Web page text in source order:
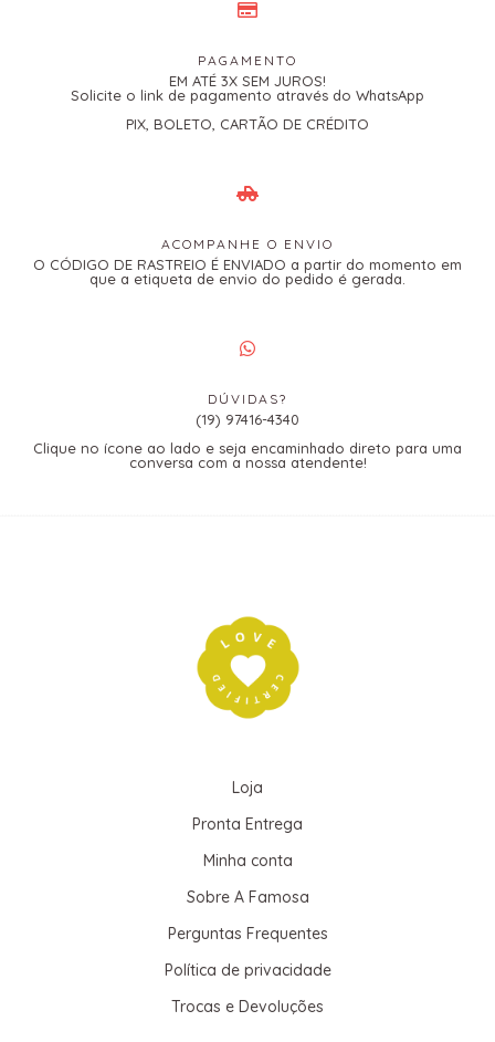
PAGAMENTO
EM ATÉ 3X SEM JUROS!
Solicite o link de pagamento através do WhatsApp
PIX, BOLETO, CARTÃO DE CRÉDITO
ACOMPANHE O ENVIO
O CÓDIGO DE RASTREIO É ENVIADO a partir do momento em
que a etiqueta de envio do pedido é gerada.
DÚVIDAS?
(19) 97416-4340
Clique no ícone ao lado e seja encaminhado direto para uma
conversa com a nossa atendente!
Loja
Pronta Entrega
Minha conta
Sobre A Famosa
Perguntas Frequentes
Política de privacidade
Trocas e Devoluções